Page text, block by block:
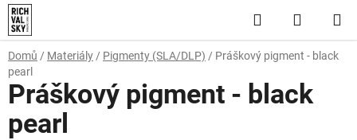
Přejít
na
obsah
Hledat
KOŠÍK
Domů / Materiály / Pigmenty (SLA/DLP) / Práškový pigment - black
pearl
Práškový pigment - black
pearl